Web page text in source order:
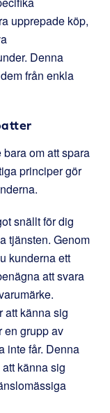
upprepade köp,
Denna
från enkla
om att spara
principer gör
snällt för dig
tjänsten. Genom
kunderna ett
att svara
att känna sig
en grupp av
inte får. Denna
känna sig